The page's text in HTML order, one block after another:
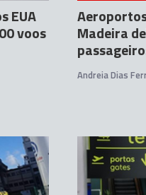
EUA
voos Madeira
Andreia Dias